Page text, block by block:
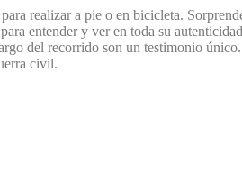
realizar a pie o en bicicleta.
entender y ver en toda su
del recorrido son un testimonio
civil.